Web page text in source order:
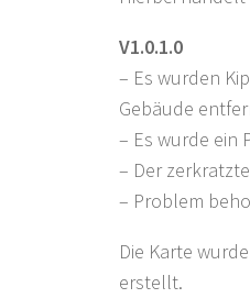
V1.0.1.0
– Es wurden
Gebäude
– Es wurde ein
– Der
– Problem
Die Karte
erstellt.